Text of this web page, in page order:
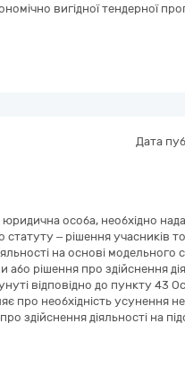
вигідної тендерної
Дата
особа, необхідно
статуту – рішення учасників
на основі модельного
рішення про здійснення
відповідно до пункту 43
необхідність усунення
здійснення діяльності на